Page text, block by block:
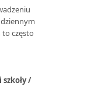
często
/